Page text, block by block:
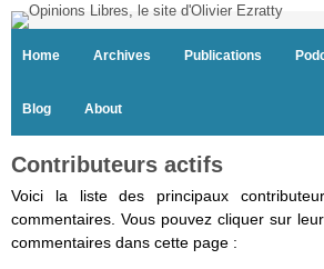
Home Archives Publications
Blog About
Contributeurs actifs
Voici la liste des principaux
commentaires. Vous pouvez cliquer sur
commentaires dans cette page :